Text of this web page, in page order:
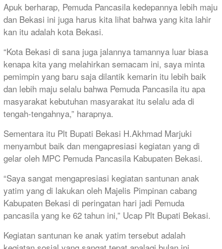
Apuk berharap, Pemuda Pancasila kedepannya lebih maju
dan Bekasi ini juga harus kita lihat bahwa yang kita lahir
kan itu adalah kota Bekasi.
“Kota Bekasi di sana juga jalannya tamannya luar biasa
kenapa kita yang melahirkan semacam ini, saya minta
pemimpin yang baru saja dilantik kemarin itu lebih baik
dan lebih maju selalu bahwa Pemuda Pancasila itu apa
masyarakat kebutuhan masyarakat itu selalu ada di
tengah-tengahnya,” harapnya.
Sementara itu Plt Bupati Bekasi H.Akhmad Marjuki
menyambut baik dan mengapresiasi kegiatan yang di
gelar oleh MPC Pemuda Pancasila Kabupaten Bekasi.
“Saya sangat mengapresiasi kegiatan santunan anak
yatim yang di lakukan oleh Majelis Pimpinan cabang
Kabupaten Bekasi di peringatan hari jadi Pemuda
pancasila yang ke 62 tahun ini,” Ucap Plt Bupati Bekasi.
Kegiatan santunan ke anak yatim tersebut adalah